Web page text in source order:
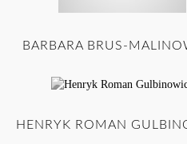
BARBARA BRUS-
HENRYK ROMAN